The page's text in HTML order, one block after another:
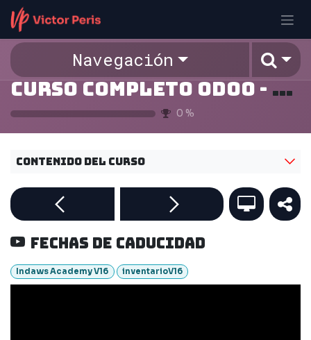
Ir al contenido
Navegación
Curso Completo Odoo - v16
0 %
Contenido del curso
Fechas de caducidad
Indaws Academy V16 inventarioV16